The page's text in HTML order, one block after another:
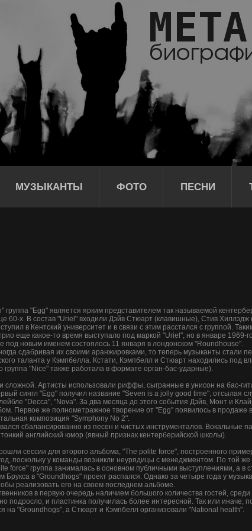
МУЗЫКАНТЫ ФОТО ПЕСНИ
группа "Egg" является ярким представителем так называемой
60-х. В состав "Uriel" входили Дэйв Стюарт (клавишные), Стив
в Кентский университет и в связи с этим расстался с группой.
еще какое-то время выступало под маркой "Uriel", но в январе 1969-
под новым именем состоялось 11 января в лондонском "Roundhouse".
сдабривая их своими аранжировками, то теперь музыканты стали
таланта у Кэмпбелла. Кстати, Кэмпбелл и Стюарт находились под
"Nice" также работала в формате орган-бас-ударные).
сложной. Артисты использовали риффы, сыгранные в унисон на бас-
сингл "Egg" получил название "Seven is a jolly good time", отсылая
"Decca", "Nova". За два месяца до этого события Дэйв, Монт и
Первое же полнометражное творение от "Egg" появилось в продаже
композиция "Symphony No 2".
сбалансированно из песен и чистых инструменталов. Вокальные
английский юмор (явный признак кентерберийской школы).
сессии для второго альбома, "The polite force", построенного
поскольку у команды возникли неурядицы с менеджментом. По той
force" группа занималась в основном публичными выступлениями, а в
в "Groundhogs" проект распался. Однако за четыре года у
реализовать его на своем последнем альбоме.
в первую очередь наличием большого количества гостей,
подросло, и пластинка получилась более интересной. Так или иначе,
на "Groundhogs", а Стюарт и Кэмпбелл организовали "National health".